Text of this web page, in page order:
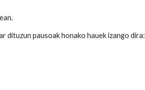
dituzun pausoak honako hauek izango dira: